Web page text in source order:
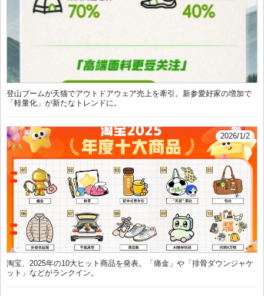
登山ブームが天猫でアウトドアウェア売上を牽引。新参愛好家の増加で
「軽量化」が新たなトレンドに。
2026/1/2
淘宝、2025年の10大ヒット商品を発表。「痛金」や「排骨ダウンジャケ
ット」などがランクイン。